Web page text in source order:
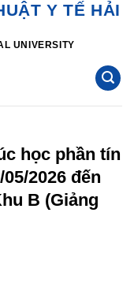
Y TẾ HẢI
UNIVERSITY
học phần tín
2026 đến
B (Giảng